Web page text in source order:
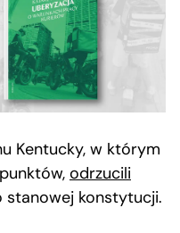
Kentucky, w którym
odrzucili
konstytucji.